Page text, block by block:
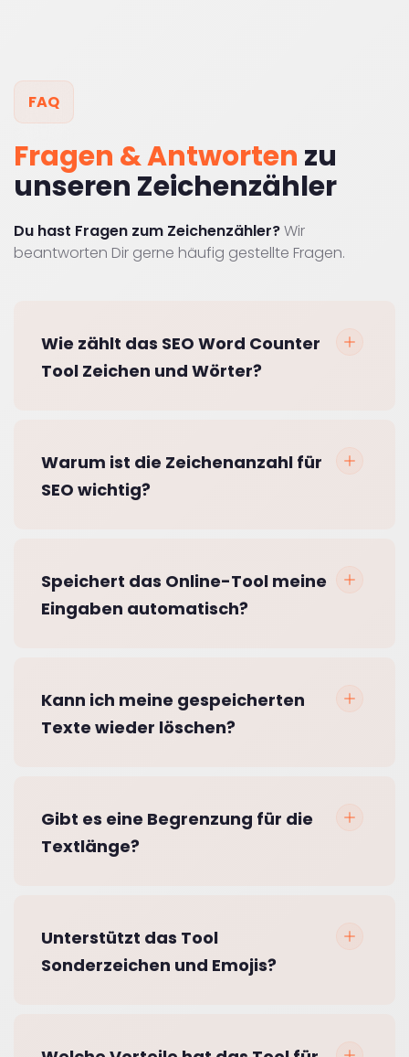
FAQ
Fragen & Antworten zu
unseren Zeichenzähler
Du hast Fragen zum Zeichenzähler?Wir
beantworten Dir gerne häufig gestellte Fragen.
Wie zählt das SEO Word Counter
Tool Zeichen und Wörter?
Warum ist die Zeichenanzahl für
SEO wichtig?
Speichert das Online-Tool meine
Eingaben automatisch?
Kann ich meine gespeicherten
Texte wieder löschen?
Gibt es eine Begrenzung für die
Textlänge?
Unterstützt das Tool
Sonderzeichen und Emojis?